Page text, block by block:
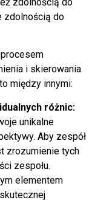
zdolnością do
i skierowania
między innymi:
różnic:
unikalne
Aby zespół
zrozumienie tych
zespołu.
elementem